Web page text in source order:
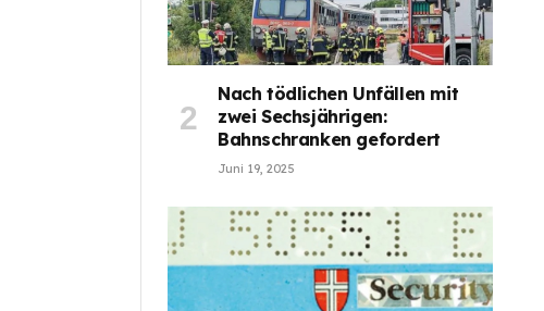
Nach tödlichen Unfällen mit
zwei Sechsjährigen:
Bahnschranken gefordert
Juni 19, 2025